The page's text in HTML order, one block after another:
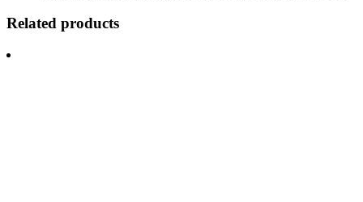
Related products